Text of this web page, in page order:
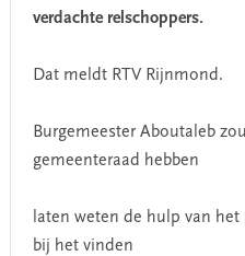
verdachte relschoppers.
Dat meldt RTV Rijnmond .
Burgemeester Aboutaleb
gemeenteraad hebben
laten weten de hulp van
bij het vinden